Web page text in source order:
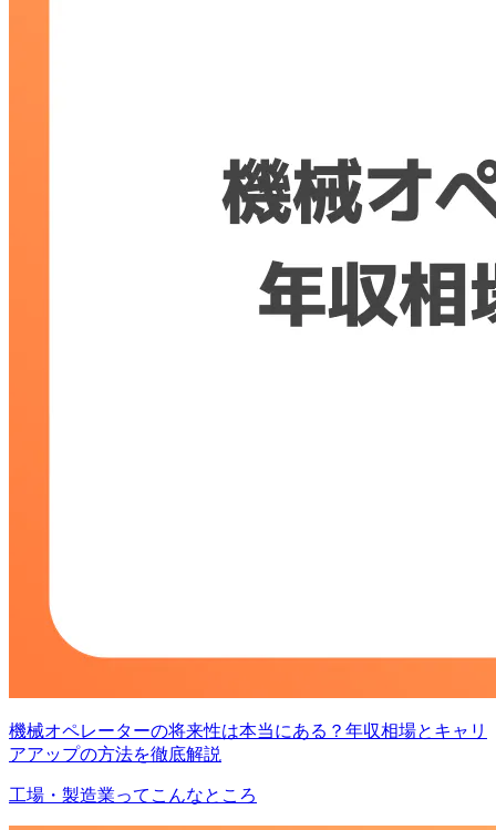
機械オペレーターの将来性は本当にある？年収相場とキャリ
アアップの方法を徹底解説
工場・製造業ってこんなところ